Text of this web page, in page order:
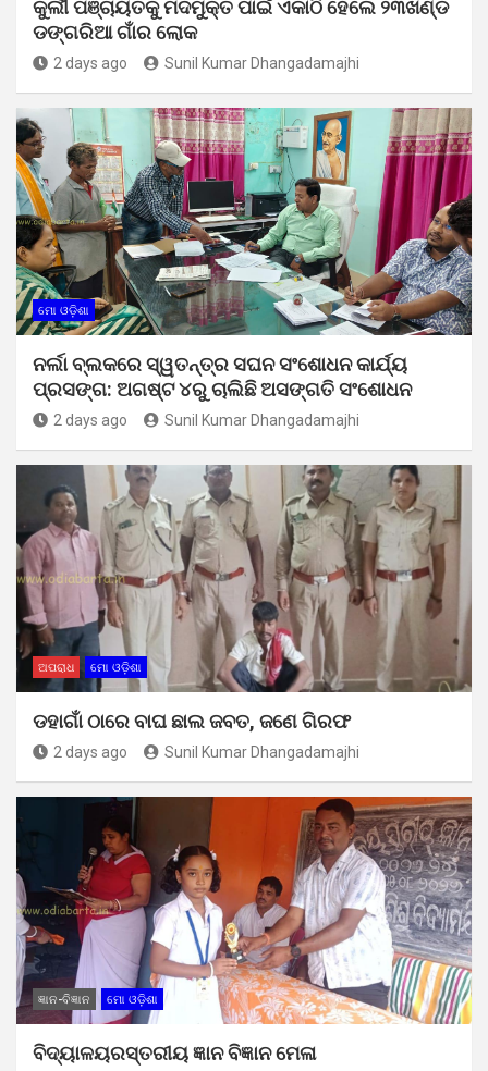
କୁର୍ଲୀ ପଞ୍ଚାୟତକୁ ମଦମୁକ୍ତ ପାଇଁ ଏକାଠି ହେଲେ ୨୩ଖଣ୍ଡ
ଡଙ୍ଗରିଆ ଗାଁର ଲୋକ
2 days ago Sunil Kumar Dhangadamajhi
ମୋ ଓଡ଼ିଶା
ନର୍ଲା ବ୍ଲକରେ ସ୍ୱତନ୍ତ୍ର ସଘନ ସଂଶୋଧନ କାର୍ଯ୍ୟ
ପ୍ରସଙ୍ଗ: ଅଗଷ୍ଟ ୪ରୁ ଚାଲିଛି ଅସଙ୍ଗତି ସଂଶୋଧନ
2 days ago Sunil Kumar Dhangadamajhi
ଅପରାଧ ମୋ ଓଡ଼ିଶା
ଡହାଗାଁ ଠାରେ ବାଘ ଛାଲ ଜବତ, ଜଣେ ଗିରଫ
2 days ago Sunil Kumar Dhangadamajhi
ଜ୍ଞାନ-ବିଜ୍ଞାନ ମୋ ଓଡ଼ିଶା
ବିଦ୍ୟାଳୟରସ୍ତରୀୟ ଜ୍ଞାନ ବିଜ୍ଞାନ ମେଳା